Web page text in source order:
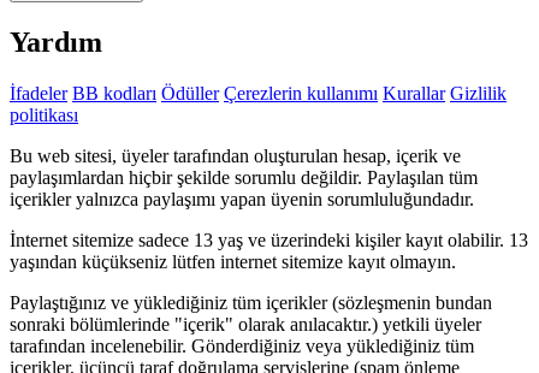
Yardım
İfadeler BB kodları Ödüller Çerezlerin kullanımı Kurallar Gizlilik
politikası
Bu web sitesi, üyeler tarafından oluşturulan hesap, içerik ve
paylaşımlardan hiçbir şekilde sorumlu değildir. Paylaşılan tüm
içerikler yalnızca paylaşımı yapan üyenin sorumluluğundadır.
İnternet sitemize sadece 13 yaş ve üzerindeki kişiler kayıt olabilir. 13
yaşından küçükseniz lütfen internet sitemize kayıt olmayın.
Paylaştığınız ve yüklediğiniz tüm içerikler (sözleşmenin bundan
sonraki bölümlerinde "içerik" olarak anılacaktır.) yetkili üyeler
tarafından incelenebilir. Gönderdiğiniz veya yüklediğiniz tüm
içerikler, üçüncü taraf doğrulama servislerine (spam önleme